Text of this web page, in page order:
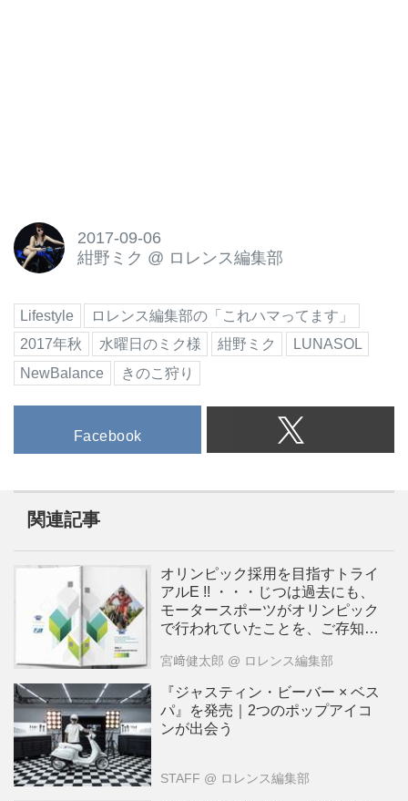
2017-09-06
紺野ミク @ ロレンス編集部
Lifestyle
ロレンス編集部の「これハマってます」
2017年秋
水曜日のミク様 紺野ミク
LUNASOL
NewBalance
きのこ狩り
Facebook
関連記事
オリンピック採用を目指すトライ
アルE !! ・・・じつは過去にも、
モータースポーツがオリンピック
で行われていたことを、ご存知で
宮﨑健太郎 @ ロレンス編集部
『ジャスティン・ビーバー × ベス
パ』を発売｜2つのポップアイコ
ンが出会う
STAFF @ ロレンス編集部